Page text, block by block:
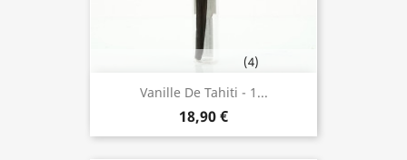
Vanille De Tahiti - 1...
18,90 €
(4)